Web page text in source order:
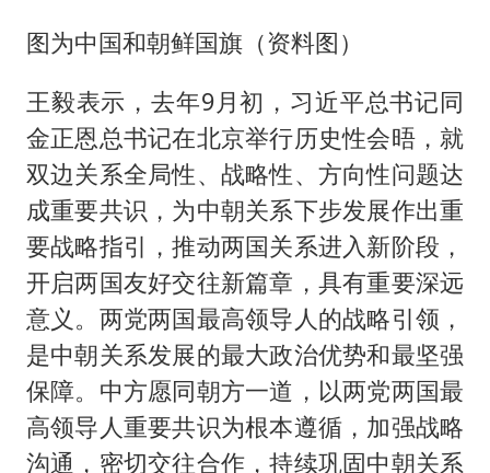
图为中国和朝鲜国旗（资料图）
王毅表示，去年9月初，习近平总书记同
金正恩总书记在北京举行历史性会晤，就
双边关系全局性、战略性、方向性问题达
成重要共识，为中朝关系下步发展作出重
要战略指引，推动两国关系进入新阶段，
开启两国友好交往新篇章，具有重要深远
意义。两党两国最高领导人的战略引领，
是中朝关系发展的最大政治优势和最坚强
保障。中方愿同朝方一道，以两党两国最
高领导人重要共识为根本遵循，加强战略
沟通，密切交往合作，持续巩固中朝关系